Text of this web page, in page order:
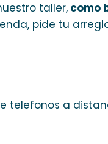
taller, como
pide tu
telefonos a